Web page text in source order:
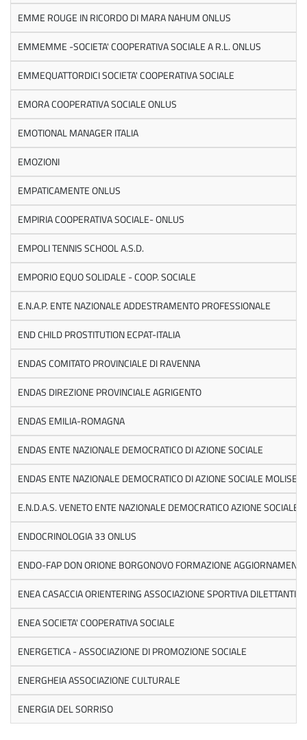
EMME ROUGE IN RICORDO DI MARA NAHUM ONLUS
EMMEMME -SOCIETA' COOPERATIVA SOCIALE A R.L. ONLUS
EMMEQUATTORDICI SOCIETA' COOPERATIVA SOCIALE
EMORA COOPERATIVA SOCIALE ONLUS
EMOTIONAL MANAGER ITALIA
EMOZIONI
EMPATICAMENTE ONLUS
EMPIRIA COOPERATIVA SOCIALE- ONLUS
EMPOLI TENNIS SCHOOL A.S.D.
EMPORIO EQUO SOLIDALE - COOP. SOCIALE
E.N.A.P. ENTE NAZIONALE ADDESTRAMENTO PROFESSIONALE
END CHILD PROSTITUTION ECPAT-ITALIA
ENDAS COMITATO PROVINCIALE DI RAVENNA
ENDAS DIREZIONE PROVINCIALE AGRIGENTO
ENDAS EMILIA-ROMAGNA
ENDAS ENTE NAZIONALE DEMOCRATICO DI AZIONE SOCIALE
ENDAS ENTE NAZIONALE DEMOCRATICO DI AZIONE SOCIALE MOLISE
E.N.D.A.S. VENETO ENTE NAZIONALE DEMOCRATICO AZIONE SOCIALE
ENDOCRINOLOGIA 33 ONLUS
ENDO-FAP DON ORIONE BORGONOVO FORMAZIONE
ENEA CASACCIA ORIENTERING ASSOCIAZIONE SPORTIVA
ENEA SOCIETA' COOPERATIVA SOCIALE
ENERGETICA - ASSOCIAZIONE DI PROMOZIONE SOCIALE
ENERGHEIA ASSOCIAZIONE CULTURALE
ENERGIA DEL SORRISO